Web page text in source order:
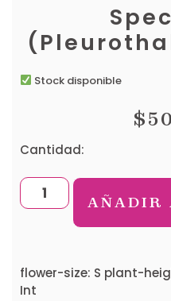
Stock disponible
$
Cantidad:
AÑADIR
flower-size: S plant-
Int